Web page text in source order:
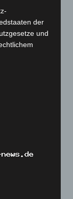
der
und